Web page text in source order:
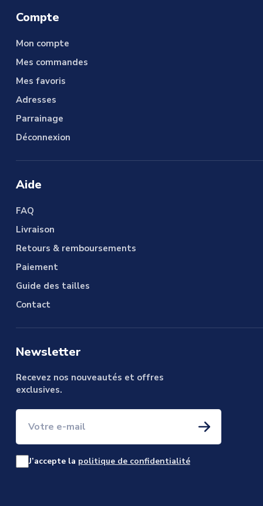
Compte
Mon compte
Mes commandes
Mes favoris
Adresses
Parrainage
Déconnexion
Aide
FAQ
Livraison
Retours & remboursements
Paiement
Guide des tailles
Contact
Newsletter
Recevez nos nouveautés et offres
exclusives.
J’accepte la politique de confidentialité